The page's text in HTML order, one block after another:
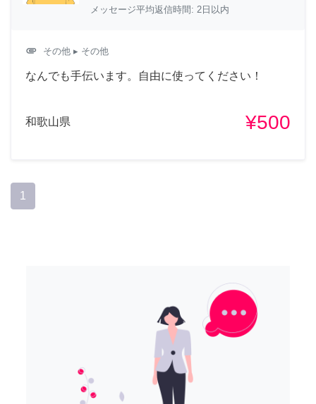
メッセージ平均返信時間: 2日以内
attachment その他 ▸ その他
なんでも手伝います。自由に使ってください！
和歌山県 ¥500
1